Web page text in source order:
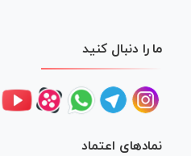
ما را دنبال کنید
نمادهای اعتماد